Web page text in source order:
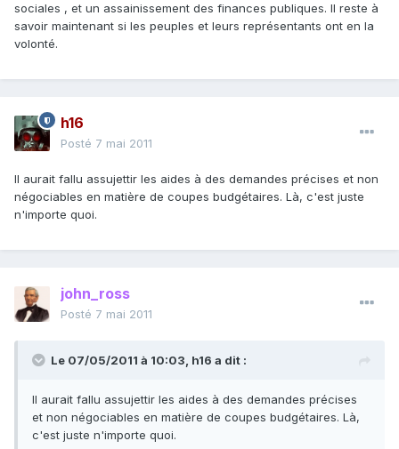
sociales , et un assainissement des finances publiques. Il reste à
savoir maintenant si les peuples et leurs représentants ont en la
volonté.
h16
Posté 7 mai 2011
Il aurait fallu assujettir les aides à des demandes précises et non
négociables en matière de coupes budgétaires. Là, c'est juste
n'importe quoi.
john_ross
Posté 7 mai 2011
Le 07/05/2011 à 10:03, h16 a dit :
Il aurait fallu assujettir les aides à des demandes précises
et non négociables en matière de coupes budgétaires. Là,
c'est juste n'importe quoi.